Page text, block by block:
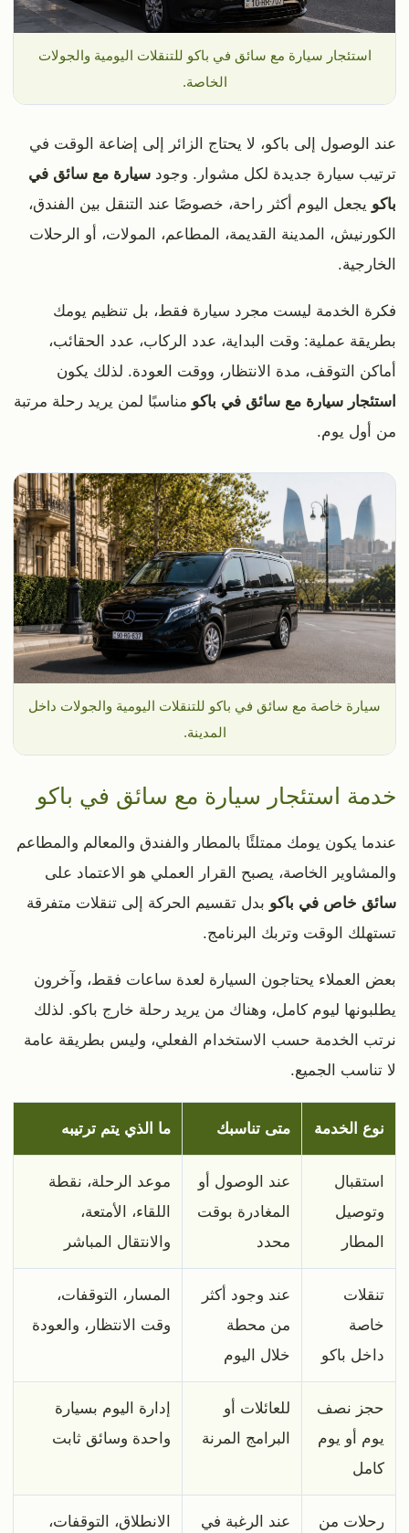
استئجار سيارة مع سائق في باكو للتنقلات اليومية والجولات
الخاصة.
عند الوصول إلى باكو، لا يحتاج الزائر إلى إضاعة الوقت في
ترتيب سيارة جديدة لكل مشوار. وجود سيارة مع سائق في
باكو يجعل اليوم أكثر راحة، خصوصًا عند التنقل بين الفندق،
الكورنيش، المدينة القديمة، المطاعم، المولات، أو الرحلات
الخارجية.
فكرة الخدمة ليست مجرد سيارة فقط، بل تنظيم يومك
بطريقة عملية: وقت البداية، عدد الركاب، عدد الحقائب،
أماكن التوقف، مدة الانتظار، ووقت العودة. لذلك يكون
استئجار سيارة مع سائق في باكو مناسبًا لمن يريد رحلة مرتبة
من أول يوم.
سيارة خاصة مع سائق في باكو للتنقلات اليومية والجولات داخل
المدينة.
خدمة استئجار سيارة مع سائق في باكو
عندما يكون يومك ممتلئًا بالمطار والفندق والمعالم والمطاعم
والمشاوير الخاصة، يصبح القرار العملي هو الاعتماد على
سائق خاص في باكو بدل تقسيم الحركة إلى تنقلات متفرقة
تستهلك الوقت وتربك البرنامج.
بعض العملاء يحتاجون السيارة لعدة ساعات فقط، وآخرون
يطلبونها ليوم كامل، وهناك من يريد رحلة خارج باكو. لذلك
نرتب الخدمة حسب الاستخدام الفعلي، وليس بطريقة عامة
لا تناسب الجميع.
نوع الخدمة متى تناسبك ما الذي يتم ترتيبه
استقبال
وتوصيل
المطار
عند الوصول أو
المغادرة بوقت
محدد
موعد الرحلة، نقطة
اللقاء، الأمتعة،
والانتقال المباشر
تنقلات
خاصة
داخل باكو
عند وجود أكثر
من محطة
خلال اليوم
المسار، التوقفات،
وقت الانتظار، والعودة
حجز نصف
يوم أو يوم
كامل
للعائلات أو
البرامج المرنة
إدارة اليوم بسيارة
واحدة وسائق ثابت
رحلات من عند الرغبة في الانطلاق، التوقفات،